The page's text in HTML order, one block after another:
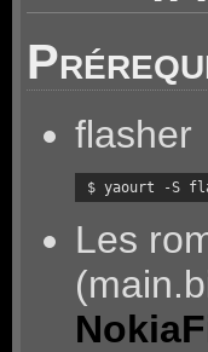
flasher
$ yaourt -S
Les